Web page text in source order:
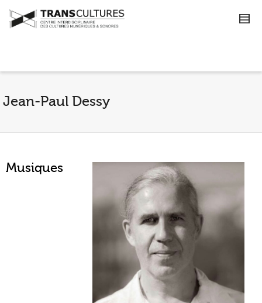
Jean-Paul Dessy
Musiques